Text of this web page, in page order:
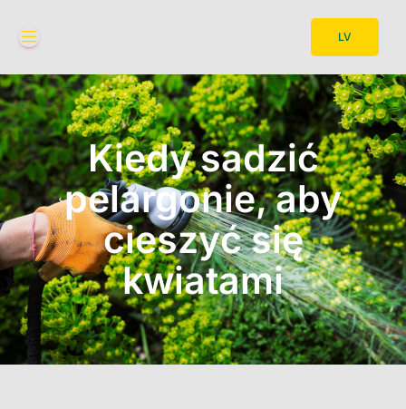
LV
Kiedy sadzić
pelargonie, aby
cieszyć się
kwiatami